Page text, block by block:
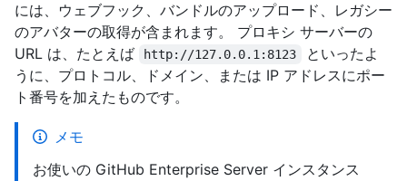
には、ウェブフック、バンドルのアップロード、レガシー
のアバターの取得が含まれます。 プロキシ サーバーの
URL は、たとえば
http://127.0.0.1:8123
といったよ
うに、プロトコル、ドメイン、または IP アドレスにポー
ト番号を加えたものです。
メモ
お使いの GitHub Enterprise Server インスタンス